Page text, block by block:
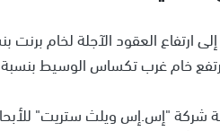
بنسبة 58 بالمئة، وهو أعلى معدل منذ مايو/أيار 2020.
"إس.إس ويلث ستريت"